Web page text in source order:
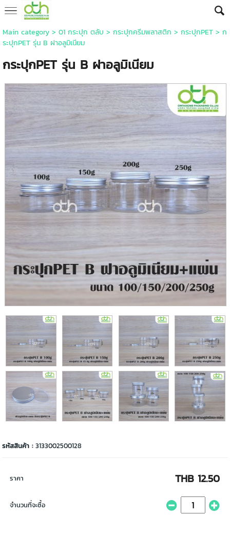
Main category> 01 กระปุก ตลับ > กระปุกครีมพลาสติก > กระปุกPET> ก
ระปุกPET รุ่น B ฝาอลูมิเนียม
กระปุกPET รุ่น B ฝาอลูมิเนียม
รหัสสินค้า :3133002500128
ราคา THB 12.50
จำนวนที่จะซื้อ